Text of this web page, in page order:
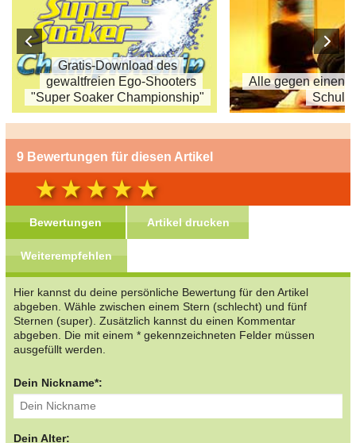
Gratis-Download des
gewaltfreien Ego-Shooters
"Super Soaker Championship"
Alle gegen einen -
9 Bewertungen für diesen Artikel
Bewertungen Artikel drucken
Weiterempfehlen
Hier kannst du deine persönliche Bewertung für den Artikel
abgeben. Wähle zwischen einem Stern (schlecht) und fünf
Sternen (super). Zusätzlich kannst du einen Kommentar
abgeben. Die mit einem * gekennzeichneten Felder müssen
ausgefüllt werden.
Dein Nickname*:
Dein Alter: